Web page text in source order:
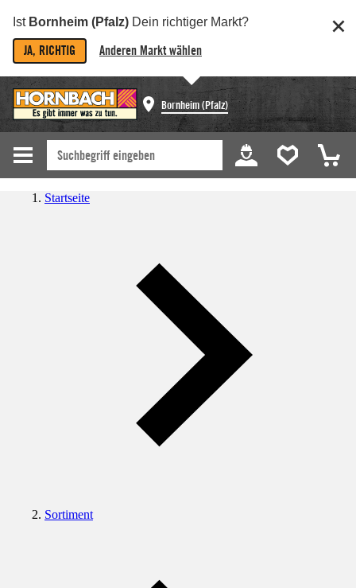
Ist Bornheim (Pfalz) Dein richtiger Markt?
JA, RICHTIG Anderen Markt wählen
Bornheim (Pfalz)
Startseite
Sortiment